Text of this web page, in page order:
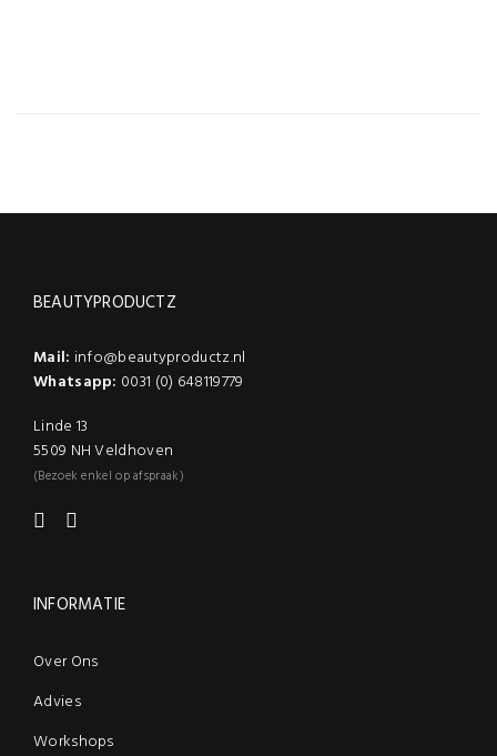
BEAUTYPRODUCTZ
Mail: info@beautyproductz.nl
Whatsapp: 0031 (0) 648119779
Linde 13
5509 NH Veldhoven
(Bezoek enkel op afspraak)
INFORMATIE
Over Ons
Advies
Workshops